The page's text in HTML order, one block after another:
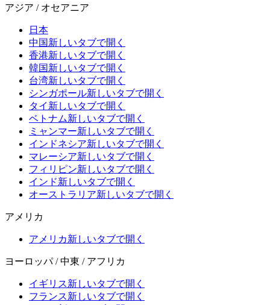
アジア / オセアニア
日本
中国新しいタブで開く
香港新しいタブで開く
韓国新しいタブで開く
台湾新しいタブで開く
シンガポール新しいタブで開く
タイ 新しいタブで開く
ベトナム新しいタブで開く
ミャンマー新しいタブで開く
インドネシア新しいタブで開く
マレーシア新しいタブで開く
フィリピン新しいタブで開く
インド新しいタブで開く
オーストラリア新しいタブで開く
アメリカ
アメリカ新しいタブで開く
ヨーロッパ / 中東 / アフリカ
イギリス新しいタブで開く
フランス新しいタブで開く